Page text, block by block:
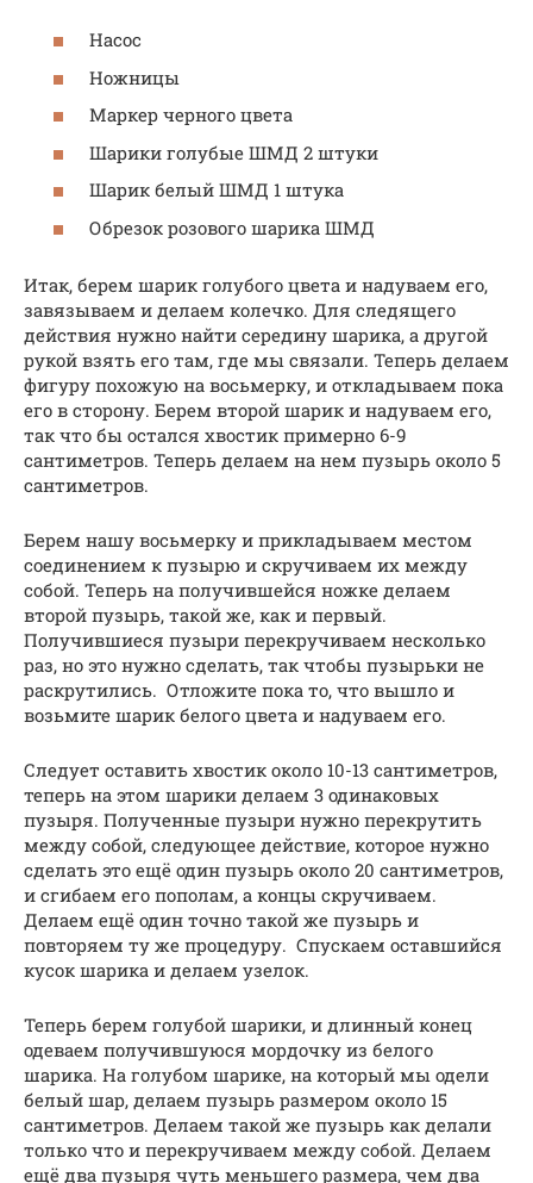
Насос
Ножницы
Маркер черного цвета
Шарики голубые ШМД 2 штуки
Шарик белый ШМД 1 штука
Обрезок розового шарика ШМД
Итак, берем шарик голубого цвета и надуваем его,
завязываем и делаем колечко. Для следящего
действия нужно найти середину шарика, а другой
рукой взять его там, где мы связали. Теперь делаем
фигуру похожую на восьмерку, и откладываем пока
его в сторону. Берем второй шарик и надуваем его,
так что бы остался хвостик примерно 6-9
сантиметров. Теперь делаем на нем пузырь около 5
сантиметров.
Берем нашу восьмерку и прикладываем местом
соединением к пузырю и скручиваем их между
собой. Теперь на получившейся ножке делаем
второй пузырь, такой же, как и первый.
Получившиеся пузыри перекручиваем несколько
раз, но это нужно сделать, так чтобы пузырьки не
раскрутились. Отложите пока то, что вышло и
возьмите шарик белого цвета и надуваем его.
Следует оставить хвостик около 10-13 сантиметров,
теперь на этом шарики делаем 3 одинаковых
пузыря. Полученные пузыри нужно перекрутить
между собой, следующее действие, которое нужно
сделать это ещё один пузырь около 20 сантиметров,
и сгибаем его пополам, а концы скручиваем.
Делаем ещё один точно такой же пузырь и
повторяем ту же процедуру. Спускаем оставшийся
кусок шарика и делаем узелок.
Теперь берем голубой шарики, и длинный конец
одеваем получившуюся мордочку из белого
шарика. На голубом шарике, на который мы одели
белый шар, делаем пузырь размером около 15
сантиметров. Делаем такой же пузырь как делали
только что и перекручиваем между собой. Делаем
ещё два пузыря чуть меньшего размера, чем два